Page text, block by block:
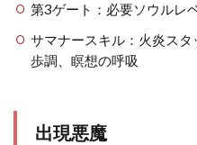
第3ゲート：必要ソウルレ
サマナースキル：火炎ス
歩調、瞑想の呼吸
出現悪魔